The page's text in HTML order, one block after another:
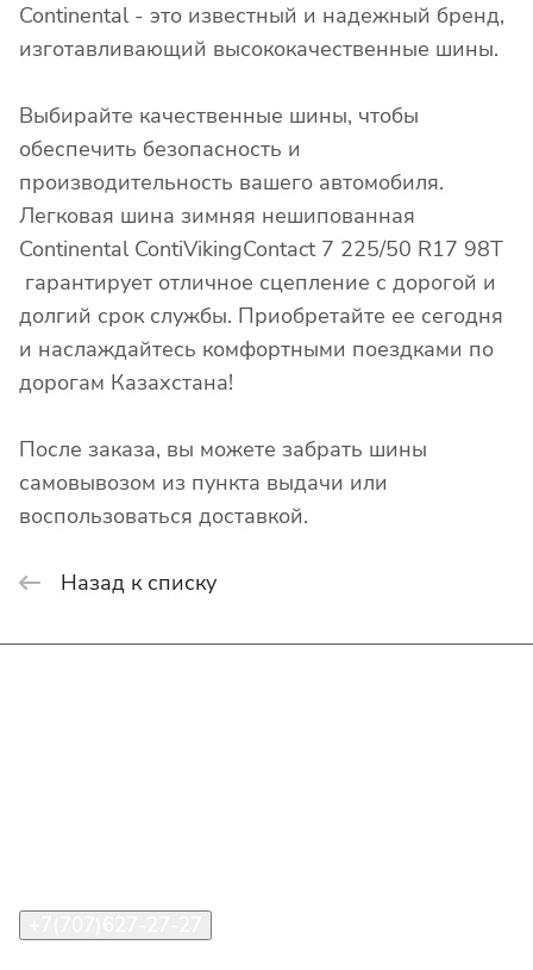
Continental - это известный и надежный бренд,
изготавливающий высококачественные шины.
Выбирайте качественные шины, чтобы
обеспечить безопасность и
производительность вашего автомобиля.
Легковая шина зимняя нешипованная
Continental ContiVikingContact 7 225/50 R17 98T
гарантирует отличное сцепление с дорогой и
долгий срок службы. Приобретайте ее сегодня
и наслаждайтесь комфортными поездками по
дорогам Казахстана!
После заказа, вы можете забрать шины
самовывозом из пункта выдачи или
воспользоваться доставкой.
Назад к списку